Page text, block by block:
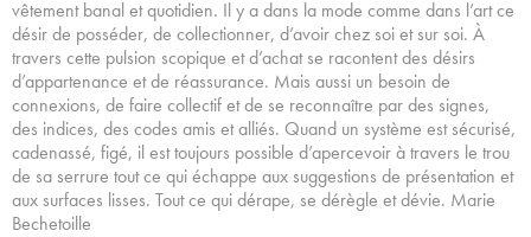
vêtement banal et quotidien. Il y a dans la mode comme dans l’art ce
désir de posséder, de collectionner, d’avoir chez soi et sur soi. À
travers cette pulsion scopique et d’achat se racontent des désirs
d’appartenance et de réassurance. Mais aussi un besoin de
connexions, de faire collectif et de se reconnaître par des signes,
des indices, des codes amis et alliés. Quand un système est sécurisé,
cadenassé, figé, il est toujours possible d’apercevoir à travers le trou
de sa serrure tout ce qui échappe aux suggestions de présentation et
aux surfaces lisses. Tout ce qui dérape, se dérègle et dévie. Marie
Bechetoille